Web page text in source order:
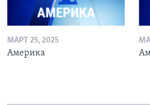
МАРТ 25, 2025
Америка